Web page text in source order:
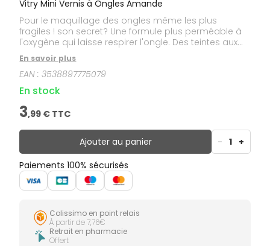
Vitry Mini Vernis à Ongles Amande
Pour le maquillage des ongles même les plus
fragiles ! son secret? Une formule plus perméable à
l'oxygène qui laisse respirer l'ongle. Des teintes aux
couleurs pures et éclatantes pour une tenue et
brillance extrême. Un pinceau plat pour une
application précise ultra facile. Formulation épurée
pour une meilleure innocuité: 0% dibutyle de phtalate,
formaldéhyde, camphre, nickel, toluène, gluten,
parabène.
En savoir plus
EAN :3538897775079
En stock
3,99 € TTC
Ajouter au panier - 1 +
Paiements 100% sécurisés
Colissimo en point relais
À partir de 7,76€
Retrait en pharmacie
Offert